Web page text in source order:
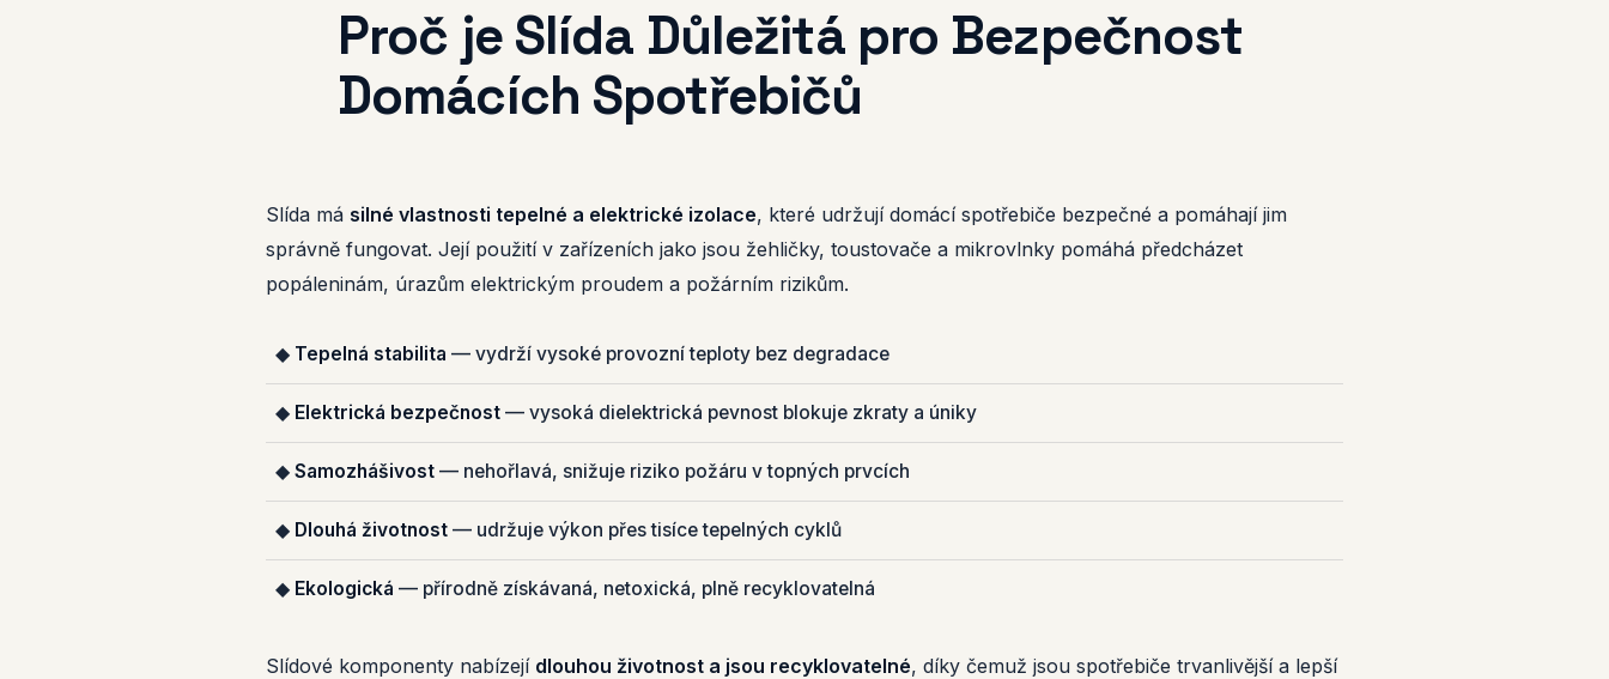
Proč je Slída Důležitá pro Bezpečnost
Domácích Spotřebičů
Slída má silné vlastnosti tepelné a elektrické izolace, které udržují domácí spotřebiče bezpečné a pomáhají jim
správně fungovat. Její použití v zařízeních jako jsou žehličky, toustovače a mikrovlnky pomáhá předcházet
popáleninám, úrazům elektrickým proudem a požárním rizikům.
◆ Tepelná stabilita — vydrží vysoké provozní teploty bez degradace
◆ Elektrická bezpečnost — vysoká dielektrická pevnost blokuje zkraty a úniky
◆ Samozhášivost — nehořlavá, snižuje riziko požáru v topných prvcích
◆ Dlouhá životnost — udržuje výkon přes tisíce tepelných cyklů
◆ Ekologická — přírodně získávaná, netoxická, plně recyklovatelná
Slídové komponenty nabízejí dlouhou životnost a jsou recyklovatelné, díky čemuž jsou spotřebiče trvanlivější a lepší